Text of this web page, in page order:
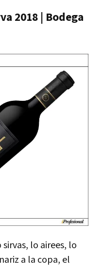
2018 | Bodega
lo airees, lo
a la copa, el